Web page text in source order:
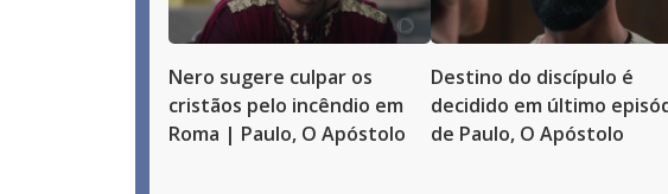
Nero sugere culpar os
cristãos pelo incêndio em
Roma | Paulo, O Apóstolo
Destino do discípulo é
decidido em último
de Paulo, O Apóstolo